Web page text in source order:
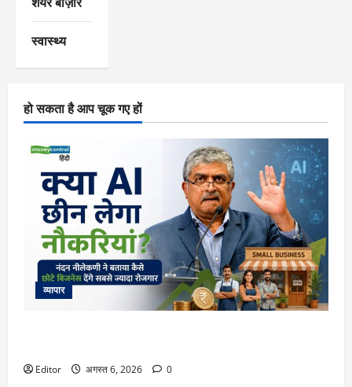
स्वास्थ्य
हो सकता है आप चूक गए हों
व्यापार
Editor अगस्त 6, 2026 0